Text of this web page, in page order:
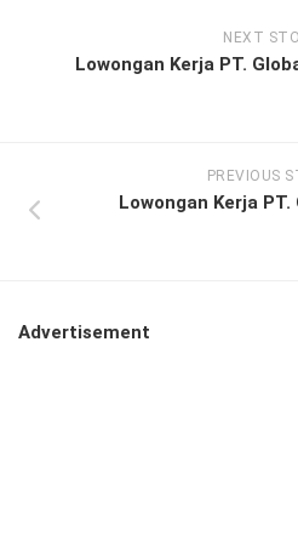
NEXT
Lowongan Kerja PT.
PREVIOUS
Lowongan Kerja
Advertisement